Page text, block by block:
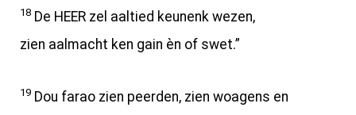
18 De HEER zel aaltied keunenk wezen,
zien aalmacht ken gain èn of swet.”
19 Dou farao zien peerden, zien woagens en